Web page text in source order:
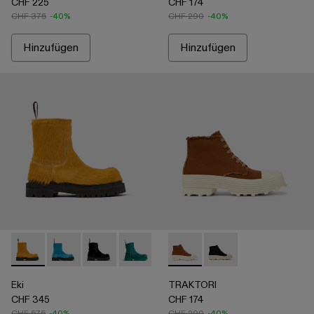
CHF 375 -40%
Hinzufügen
CHF 290 -40%
Hinzufügen
Eki - A700001-004 - Dunkelgelber Stiefel aus langem
Eki - A700001-005
Eki - A700001-003
Eki - A700001-002
Eki - A700001-001
Eki
CHF 345
TRAKTORI - A700024-002
TRAKTORI -
TRAKTORI
CHF 174